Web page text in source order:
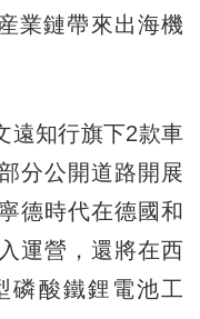
業鏈帶來出海機
知行旗下2款車
分公開道路開展
德時代在德國和
運營，還將在西
磷酸鐵鋰電池工